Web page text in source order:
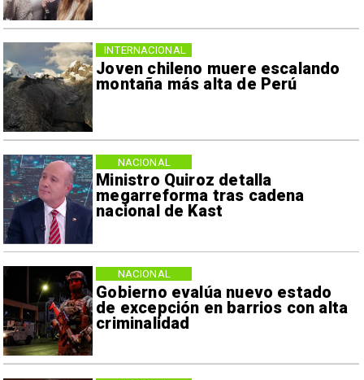
Joven chileno muere escalando
montaña más alta de Perú
INTERNACIONAL
Ministro Quiroz detalla
megarreforma tras cadena
nacional de Kast
NACIONAL
Gobierno evalúa nuevo estado
de excepción en barrios con alta
criminalidad
NACIONAL